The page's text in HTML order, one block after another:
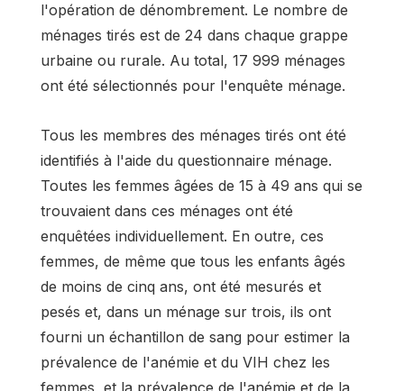
l'opération de dénombrement. Le nombre de
ménages tirés est de 24 dans chaque grappe
urbaine ou rurale. Au total, 17 999 ménages
ont été sélectionnés pour l'enquête ménage.
Tous les membres des ménages tirés ont été
identifiés à l'aide du questionnaire ménage.
Toutes les femmes âgées de 15 à 49 ans qui se
trouvaient dans ces ménages ont été
enquêtées individuellement. En outre, ces
femmes, de même que tous les enfants âgés
de moins de cinq ans, ont été mesurés et
pesés et, dans un ménage sur trois, ils ont
fourni un échantillon de sang pour estimer la
prévalence de l'anémie et du VIH chez les